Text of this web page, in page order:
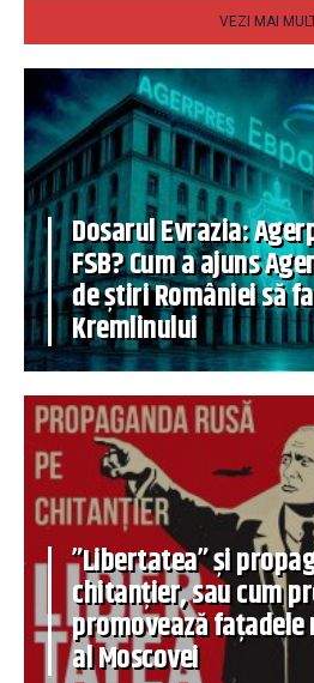
VEZI MAI
Dosarul Evrazia:
FSB? Cum a ajuns
de știri României să
Kremlinului
”Libertatea” și
chitanțier, sau cum
promovează
al Moscovei